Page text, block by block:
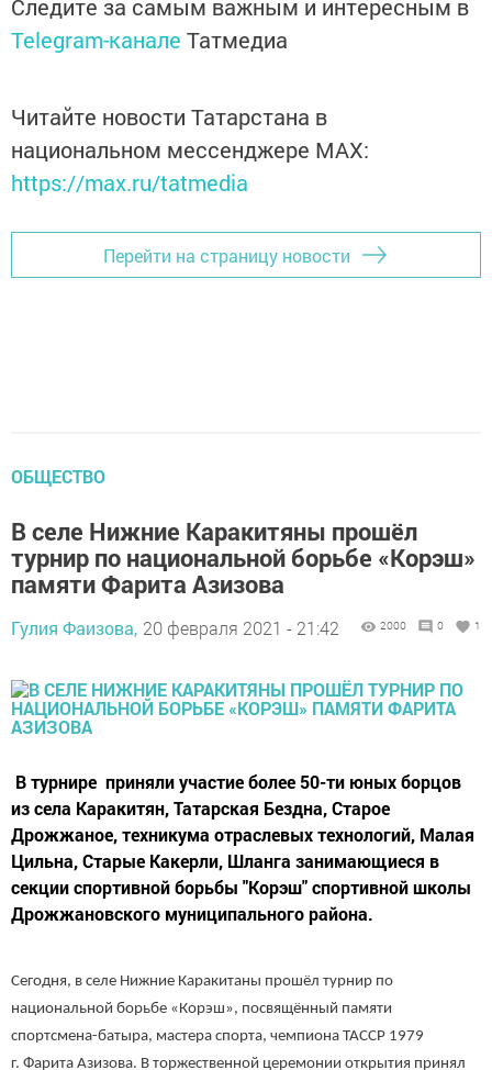
Следите за самым важным и интересным в
Telegram-канале Татмедиа
Читайте новости Татарстана в
национальном мессенджере MАХ:
https://max.ru/tatmedia
Перейти на страницу новости
ОБЩЕСТВО
В селе Нижние Каракитяны прошёл
турнир по национальной борьбе «Корэш»
памяти Фарита Азизова
Гулия Фаизова, 20 февраля 2021 - 21:42 2000 0 1
В турнире приняли участие более 50-ти юных борцов
из села Каракитян, Татарская Бездна, Старое
Дрожжаное, техникума отраслевых технологий, Малая
Цильна, Старые Какерли, Шланга занимающиеся в
секции спортивной борьбы "Корэш" спортивной школы
Дрожжановского муниципального района.
Сегодня, в селе Нижние Каракитаны прошёл турнир по
национальной борьбе «Корэш», посвящённый памяти
спортсмена-батыра, мастера спорта, чемпиона ТАССР 1979
г. Фарита Азизова. В торжественной церемонии открытия принял